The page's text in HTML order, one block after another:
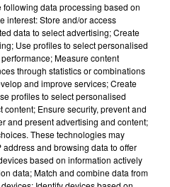
( MIDI )
de petite enfance
2B à Chiché et à
vie sociale 2023 de l'Agglo
" Graines de liens " de
following data processing based on
interest: Store and/or access
data to select advertising; Create
Use profiles to select personalised
Measure content
through statistics or combinations
and improve services; Create
profiles to select personalised
Ensure security, prevent and
and present advertising and content;
These technologies may
and browsing data to offer
based on information actively
data; Match and combine data from